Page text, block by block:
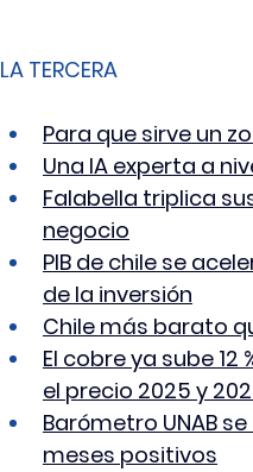
LA TERCERA
Para que sirve un
Una IA experta a
Falabella triplica
negocio
PIB de chile se
de la inversión
Chile más barato
El cobre ya sube
el precio 2025 y
Barómetro UNAB
meses positivos